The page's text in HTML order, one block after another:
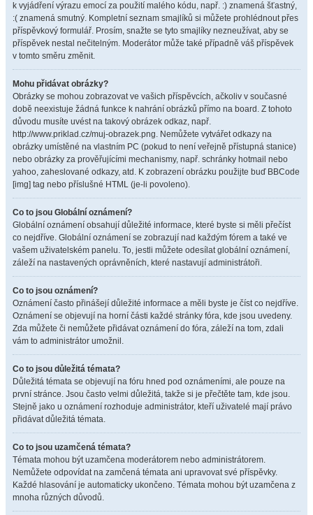
k vyjádření výrazu emocí za použití malého kódu, např. :) znamená šťastný,
:( znamená smutný. Kompletní seznam smajlíků si můžete prohlédnout přes
příspěvkový formulář. Prosím, snažte se tyto smajlíky nezneužívat, aby se
příspěvek nestal nečitelným. Moderátor může také případně váš příspěvek
v tomto směru změnit.
Mohu přidávat obrázky?
Obrázky se mohou zobrazovat ve vašich příspěvcích, ačkoliv v současné
době neexistuje žádná funkce k nahrání obrázků přímo na board. Z tohoto
důvodu musíte uvést na takový obrázek odkaz, např.
http://www.priklad.cz/muj-obrazek.png. Nemůžete vytvářet odkazy na
obrázky umístěné na vlastním PC (pokud to není veřejně přístupná stanice)
nebo obrázky za prověřujícími mechanismy, např. schránky hotmail nebo
yahoo, zaheslované odkazy, atd. K zobrazení obrázku použijte buď BBCode
[img] tag nebo příslušné HTML (je-li povoleno).
Co to jsou Globální oznámení?
Globální oznámení obsahují důležité informace, které byste si měli přečíst
co nejdříve. Globální oznámení se zobrazují nad každým fórem a také ve
vašem uživatelském panelu. To, jestli můžete odesílat globální oznámení,
záleží na nastavených oprávněních, které nastavují administrátoři.
Co to jsou oznámení?
Oznámení často přinášejí důležité informace a měli byste je číst co nejdříve.
Oznámení se objevují na horní části každé stránky fóra, kde jsou uvedeny.
Zda můžete či nemůžete přidávat oznámení do fóra, záleží na tom, zdali
vám to administrátor umožnil.
Co to jsou důležitá témata?
Důležitá témata se objevují na fóru hned pod oznámeními, ale pouze na
první stránce. Jsou často velmi důležitá, takže si je přečtěte tam, kde jsou.
Stejně jako u oznámení rozhoduje administrátor, kteří uživatelé mají právo
přidávat důležitá témata.
Co to jsou uzamčená témata?
Témata mohou být uzamčena moderátorem nebo administrátorem.
Nemůžete odpovídat na zamčená témata ani upravovat své příspěvky.
Každé hlasování je automaticky ukončeno. Témata mohou být uzamčena z
mnoha různých důvodů.